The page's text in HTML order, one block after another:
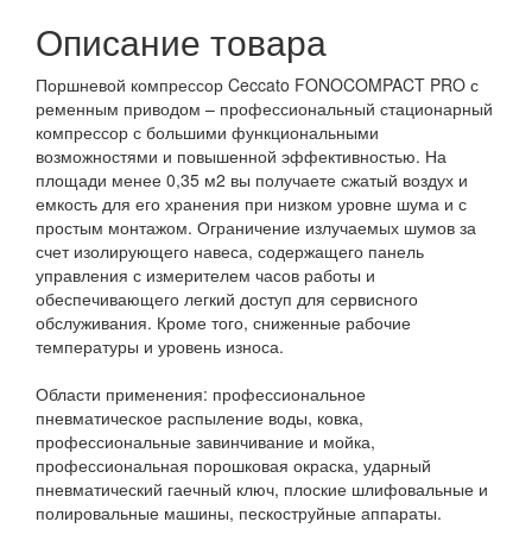
Описание товара
Поршневой компрессор Ceccato FONOCOMPACT PRO с
ременным приводом – профессиональный стационарный
компрессор с большими функциональными
возможностями и повышенной эффективностью. На
площади менее 0,35 м2 вы получаете сжатый воздух и
емкость для его хранения при низком уровне шума и с
простым монтажом. Ограничение излучаемых шумов за
счет изолирующего навеса, содержащего панель
управления с измерителем часов работы и
обеспечивающего легкий доступ для сервисного
обслуживания. Кроме того, сниженные рабочие
температуры и уровень износа.
Области применения: профессиональное
пневматическое распыление воды, ковка,
профессиональные завинчивание и мойка,
профессиональная порошковая окраска, ударный
пневматический гаечный ключ, плоские шлифовальные и
полировальные машины, пескоструйные аппараты.